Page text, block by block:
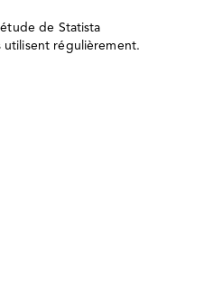
de Statista
utilisent régulièrement.